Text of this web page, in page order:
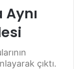
Aynı
çıktı.